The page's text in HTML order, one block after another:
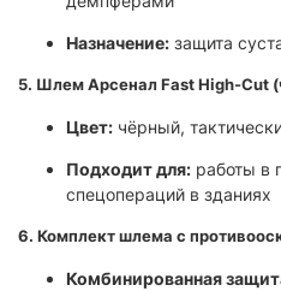
Назначение: защита
5. Шлем Арсенал Fast High-Cut
Цвет: чёрный,
Подходит для: работы в
спецопераций в зданиях
6. Комплект шлема с
Комбинированная